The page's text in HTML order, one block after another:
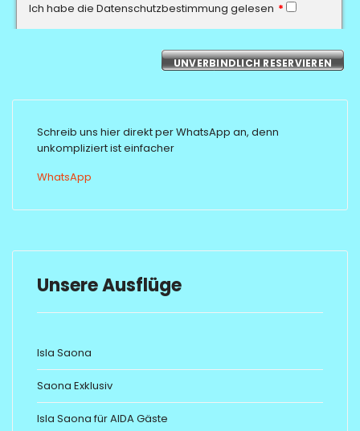
Ich habe die Datenschutzbestimmung gelesen *
UNVERBINDLICH RESERVIEREN
Schreib uns hier direkt per WhatsApp an, denn
unkompliziert ist einfacher
WhatsApp
Unsere Ausflüge
Isla Saona
Saona Exklusiv
Isla Saona für AIDA Gäste